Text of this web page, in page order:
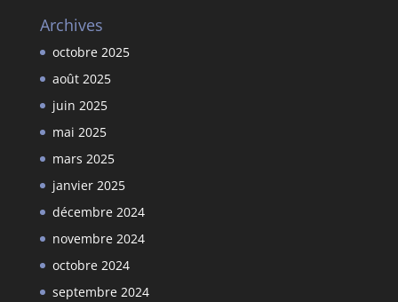
Archives
octobre 2025
août 2025
juin 2025
mai 2025
mars 2025
janvier 2025
décembre 2024
novembre 2024
octobre 2024
septembre 2024